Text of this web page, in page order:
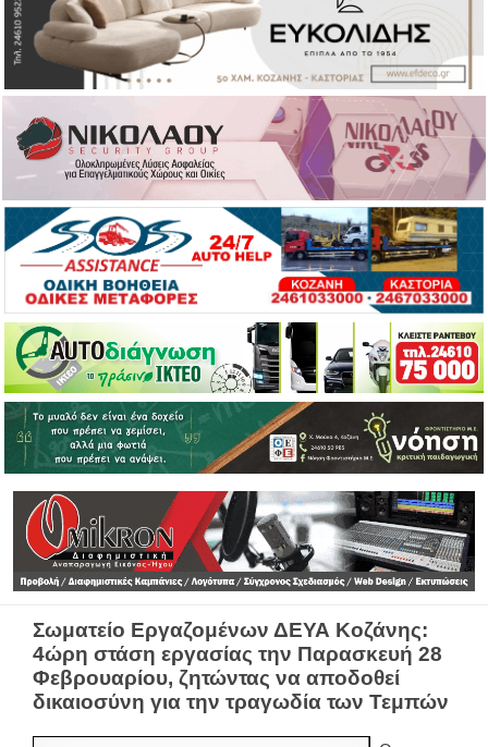
Σωματείο Εργαζομένων ΔΕΥΑ Κοζάνης:
4ώρη στάση εργασίας την Παρασκευή 28
Φεβρουαρίου, ζητώντας να αποδοθεί
δικαιοσύνη για την τραγωδία των Τεμπών